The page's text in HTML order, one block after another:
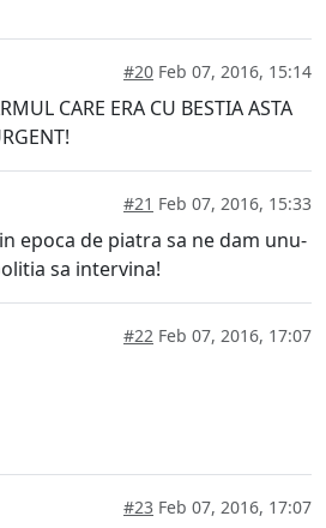
#20 Feb 07, 2016, 15:14
CARE ERA CU BESTIA ASTA
#21 Feb 07, 2016, 15:33
epoca de piatra sa ne dam unu-
sa intervina!
#22 Feb 07, 2016, 17:07
#23 Feb 07, 2016, 17:07